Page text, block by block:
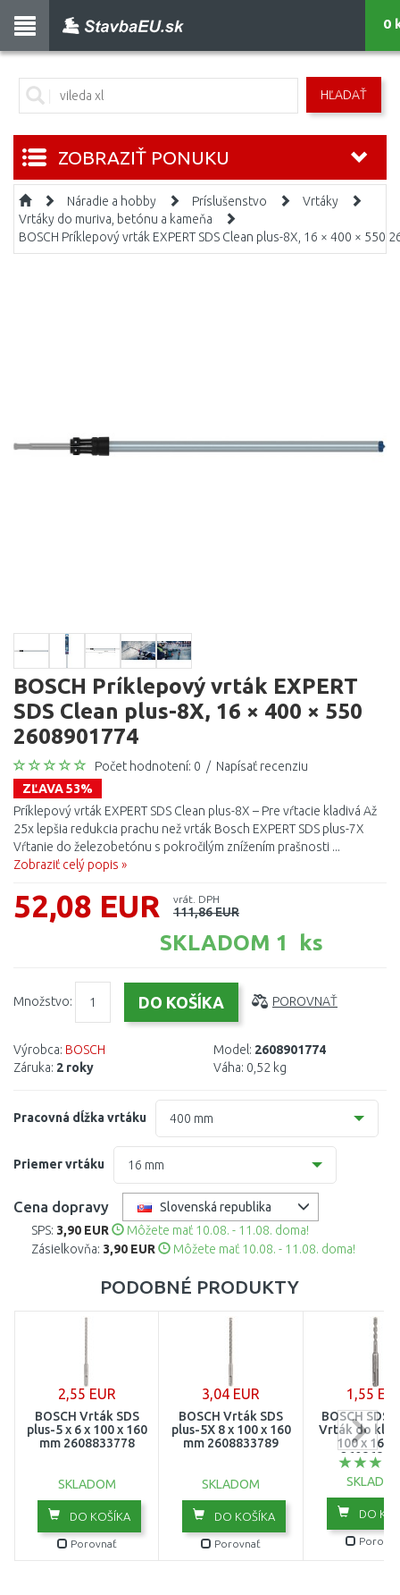
HĽADAŤ
0
ZOBRAZIŤ PONUKU
Náradie a hobby Príslušenstvo
Vrtáky
Vrtáky do muriva, betónu a kameňa
BOSCH Príklepový vrták EXPERT SDS Clean plus-8X, 16 × 400 × 550
BOSCH Príklepový vrták EXPERT
SDS Clean plus-8X, 16 × 400 × 550
2608901774
Počet hodnotení: 0 / Napísať recenziu
ZĽAVA 53%
Príklepový vrták EXPERT SDS Clean plus-8X – Pre vŕtacie kladivá Až
25x lepšia redukcia prachu než vrták Bosch EXPERT SDS plus-7X
Vŕtanie do železobetónu s pokročilým znížením prašnosti ...
Zobraziť celý popis »
52,08 EUR vrát. DPH
111,86 EUR
SKLADOM 1 ks
Množstvo: POROVNAŤ
Výrobca: BOSCH
Záruka: 2 roky
Model: 2608901774
Váha: 0,52 kg
Pracovná dĺžka vrtáku 400 mm
400 mm
Priemer vrtáku 16 mm
12 mm
14 mm
Cena dopravy
Slovenská republika
SPS: 3,90 EUR
Môžete mať 10.08. - 11.08. doma!
Zásielkovňa: 3,90 EUR Môžete mať 10.08. - 11.08. doma!
PODOBNÉ PRODUKTY
2,55 EUR
BOSCH Vrták SDS
plus-5 x 6 x 100 x 160
mm 2608833778
SKLADOM
DO KOŠÍKA
Porovnať
3,04 EUR
BOSCH Vrták SDS
plus-5X 8 x 100 x 160
mm 2608833789
SKLADOM
DO KOŠÍKA
Porovnať
1,55
BOSCH SDS-
Vrták do
100 x 160
DO